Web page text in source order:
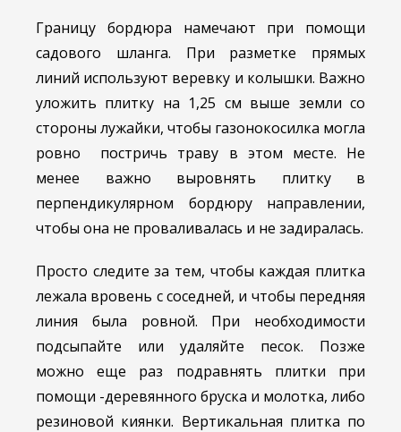
Границу бордюра намечают при помощи
садового шланга. При разметке прямых
линий используют веревку и колышки. Важно
уложить плитку на 1,25 см выше земли со
стороны лужайки, чтобы газонокосилка могла
ровно постричь траву в этом месте. Не
менее важно выровнять плитку в
перпендикулярном бордюру направлении,
чтобы она не проваливалась и не задиралась.
Просто следите за тем, чтобы каждая плитка
лежала вровень с соседней, и чтобы передняя
линия была ровной. При необходимости
подсыпайте или удаляйте песок. Позже
можно еще раз подравнять плитки при
помощи -деревянного бруска и молотка, либо
резиновой киянки. Вертикальная плитка по